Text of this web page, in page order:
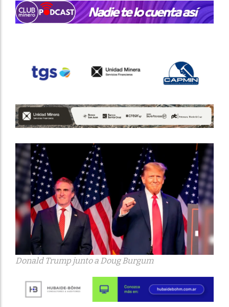
Donald Trump junto a Doug Burgum